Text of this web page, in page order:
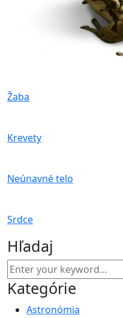
Žaba
Krevety
Neúnavné telo
Srdce
Hľadaj
Kategórie
Astronómia